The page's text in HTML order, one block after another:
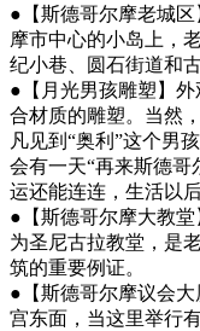
●【斯德哥尔摩老城
摩市中心的小岛上，
纪小巷、圆石街道和
●【月光男孩雕塑】
合材质的雕塑。当然
凡见到“奥利”这个男
会有一天“再来斯德哥
运还能连连，生活以
●【斯德哥尔摩大教
为圣尼古拉教堂，是
筑的重要例证。
●【斯德哥尔摩议会
宫东面，当这里举行